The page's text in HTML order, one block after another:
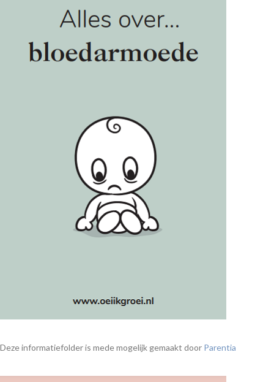
Deze informatiefolder is mede mogelijk gemaakt door Parentia